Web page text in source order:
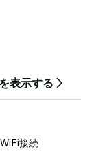
井ファン、テ
とした共用で
の後、2階には2
合部屋、もう1
作ることができ
むための美しい
もあり、楽しむ
表示する
接続